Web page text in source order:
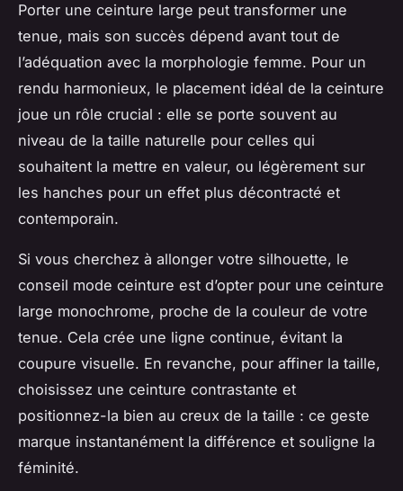
Porter une ceinture large peut transformer une
tenue, mais son succès dépend avant tout de
l’adéquation avec la morphologie femme. Pour un
rendu harmonieux, le placement idéal de la ceinture
joue un rôle crucial : elle se porte souvent au
niveau de la taille naturelle pour celles qui
souhaitent la mettre en valeur, ou légèrement sur
les hanches pour un effet plus décontracté et
contemporain.
Si vous cherchez à allonger votre silhouette, le
conseil mode ceinture est d’opter pour une ceinture
large monochrome, proche de la couleur de votre
tenue. Cela crée une ligne continue, évitant la
coupure visuelle. En revanche, pour affiner la taille,
choisissez une ceinture contrastante et
positionnez-la bien au creux de la taille : ce geste
marque instantanément la différence et souligne la
féminité.